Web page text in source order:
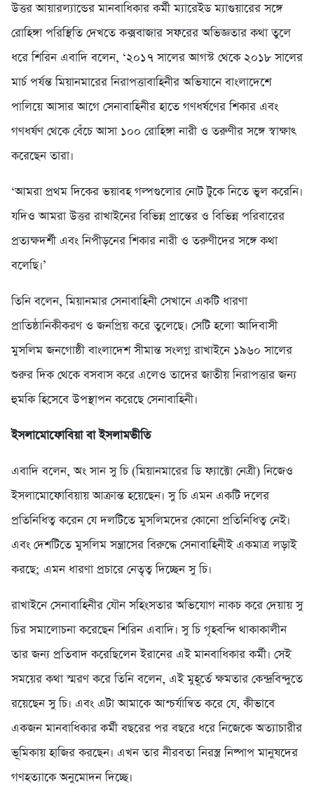
উত্তর আয়ারল্যান্ডের মানবাধিকার কর্মী ম্যারেইড ম্যাগুয়ারের সঙ্গে
রোহিঙ্গা পরিস্থিতি দেখতে কক্সবাজার সফরের অভিজ্ঞতার কথা তুলে
ধরে শিরিন এবাদি বলেন, ‘২০১৭ সালের আগস্ট থেকে ২০১৮ সালের
মার্চ পর্যন্ত মিয়ানমারের নিরাপত্তাবাহিনীর অভিযানে বাংলাদেশে
পালিয়ে আসার আগে সেনাবাহিনীর হাতে গণধর্ষণের শিকার এবং
গণধর্ষণ থেকে বেঁচে আসা ১০০ রোহিঙ্গা নারী ও তরুণীর সঙ্গে স্বাক্ষাৎ
করেছেন তারা।
‘আমরা প্রথম দিকের ভয়াবহ গল্পগুলোর নোট টুকে নিতে ভুল করেনি।
যদিও আমরা উত্তর রাখাইনের বিভিন্ন প্রান্তের ও বিভিন্ন পরিবারের
প্রত্যক্ষদর্শী এবং নিপীড়নের শিকার নারী ও তরুণীদের সঙ্গে কথা
বলেছি।’
তিনি বলেন, মিয়ানমার সেনাবাহিনী সেখানে একটি ধারণা
প্রাতিষ্ঠানিকীকরণ ও জনপ্রিয় করে তুলেছে। সেটি হলো আদিবাসী
মুসলিম জনগোষ্ঠী বাংলাদেশ সীমান্ত সংলগ্ন রাখাইনে ১৯৬০ সালের
শুরুর দিক থেকে বসবাস করে এলেও তাদের জাতীয় নিরাপত্তার জন্য
হুমকি হিসেবে উপস্থাপন করেছে সেনাবাহিনী।
ইসলামোফোবিয়া বা ইসলামভীতি
এবাদি বলেন, অং সান সু চি (মিয়ানমারের ডি ফ্যাক্টো নেত্রী) নিজেও
ইসলামোফোবিয়ায় আক্রান্ত হয়েছেন। সু চি এমন একটি দলের
প্রতিনিধিত্ব করেন যে দলটিতে মুসলিমদের কোনো প্রতিনিধিত্ব নেই।
এবং দেশটিতে মুসলিম সন্ত্রাসের বিরুদ্ধে সেনাবাহিনীই একমাত্র লড়াই
করছে; এমন ধারণা প্রচারে নেতৃত্ব দিচ্ছেন সু চি।
রাখাইনে সেনাবাহিনীর যৌন সহিংসতার অভিযোগ নাকচ করে দেয়ায় সু
চির সমালোচনা করেছেন শিরিন এবাদি। সু চি গৃহবন্দি থাকাকালীন
তার জন্য প্রতিবাদ করেছিলেন ইরানের এই মানবাধিকার কর্মী। সেই
সময়ের কথা স্মরণ করে তিনি বলেন, এই মুহূর্তে ক্ষমতার কেন্দ্রবিন্দুতে
রয়েছেন সু চি। এবং এটা আমাকে আশ্চর্যান্বিত করে যে, কীভাবে
একজন মানবাধিকার কর্মী বছরের পর বছরে ধরে নিজেকে অত্যাচারীর
ভূমিকায় হাজির করছেন। এখন তার নীরবতা নিরস্ত্র নিষ্পাপ মানুষদের
গণহত্যাকে অনুমোদন দিচ্ছে।